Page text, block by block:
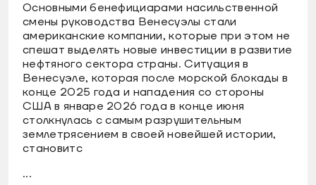
Основными бенефициарами насильственной
смены руководства Венесуэлы стали
американские компании, которые при этом не
спешат выделять новые инвестиции в развитие
нефтяного сектора страны. Ситуация в
Венесуэле, которая после морской блокады в
конце 2025 года и нападения со стороны
США в январе 2026 года в конце июня
столкнулась с самым разрушительным
землетрясением в своей новейшей истории,
становитс
...